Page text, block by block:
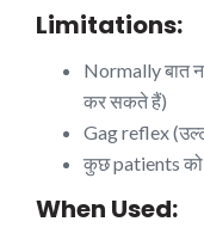
Limitations:
Normally बात
कर सकते हैं)
Gag reflex
कुछ patients
When Used: